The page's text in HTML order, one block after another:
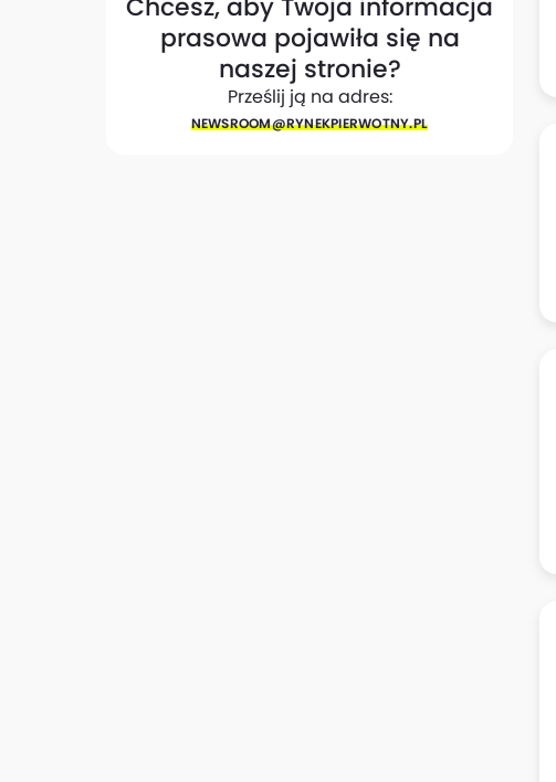
prasowa pojawiła się na
naszej stronie?
Prześlij ją na adres:
NEWSROOM@​RYNEKPIERWOTNY.PL